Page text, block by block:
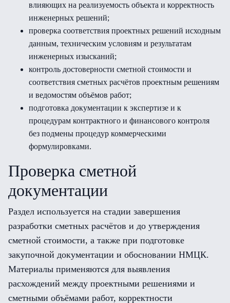
влияющих на реализуемость объекта и корректность
инженерных решений;
проверка соответствия проектных решений исходным
данным, техническим условиям и результатам
инженерных изысканий;
контроль достоверности сметной стоимости и
соответствия сметных расчётов проектным решениям
и ведомостям объёмов работ;
подготовка документации к экспертизе и к
процедурам контрактного и финансового контроля
без подмены процедур коммерческими
формулировками.
Проверка сметной
документации
Раздел используется на стадии завершения
разработки сметных расчётов и до утверждения
сметной стоимости, а также при подготовке
закупочной документации и обосновании НМЦК.
Материалы применяются для выявления
расхождений между проектными решениями и
сметными объёмами работ, корректности